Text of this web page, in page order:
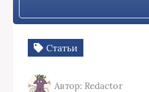
Статьи
Автор: Redactor